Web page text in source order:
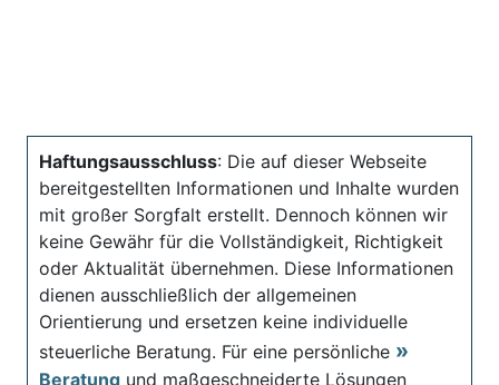
Haftungsausschluss: Die auf dieser Webseite
bereitgestellten Informationen und Inhalte wurden
mit großer Sorgfalt erstellt. Dennoch können wir
keine Gewähr für die Vollständigkeit, Richtigkeit
oder Aktualität übernehmen. Diese Informationen
dienen ausschließlich der allgemeinen
Orientierung und ersetzen keine individuelle
steuerliche Beratung. Für eine persönliche
Beratung und maßgeschneiderte Lösungen